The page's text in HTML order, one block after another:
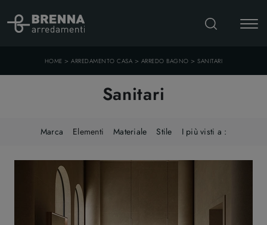
HOME >ARREDAMENTO CASA > ARREDO BAGNO >SANITARI
Sanitari
Marca Elementi Materiale Stile I più visti a :